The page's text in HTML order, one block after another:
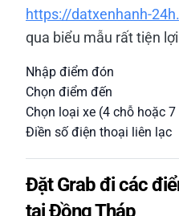
https://datxenhanh-
qua biểu mẫu rất tiện
Nhập điểm đón
Chọn điểm đến
Chọn loại xe (4 chỗ hoặc 7
Điền số điện thoại liên lạc
Đặt Grab đi các
tại Đồng Tháp